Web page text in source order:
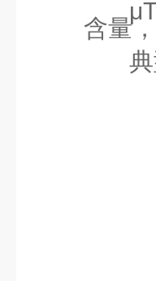
含量